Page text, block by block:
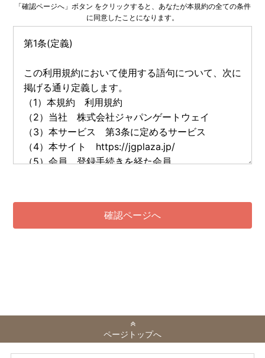
「確認ページへ」ボタン をクリックすると、あなたが本規約の全ての条件
に同意したことになります。
ページトップへ